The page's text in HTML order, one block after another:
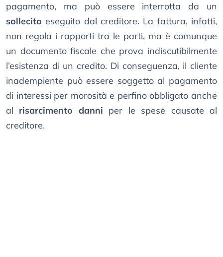
pagamento, ma può essere interrotta da un
sollecito eseguito dal creditore. La fattura, infatti,
non regola i rapporti tra le parti, ma è comunque
un documento fiscale che prova indiscutibilmente
l’esistenza di un credito. Di conseguenza, il cliente
inadempiente può essere soggetto al pagamento
di interessi per morosità e perfino obbligato anche
al risarcimento danni per le spese causate al
creditore.